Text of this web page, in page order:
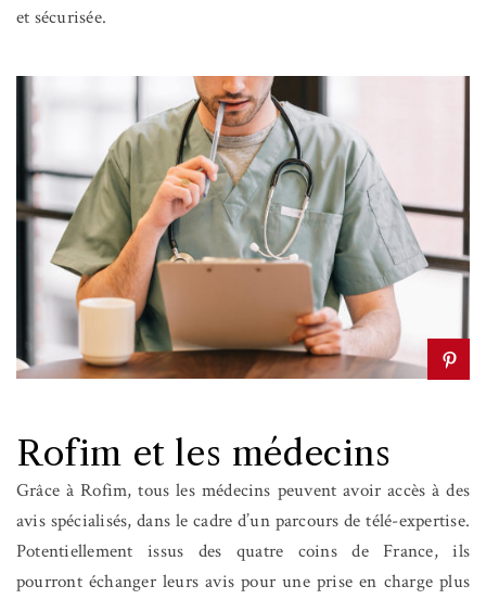
et sécurisée.
Rofim et les médecins
Grâce à Rofim, tous les médecins peuvent avoir accès à des
avis spécialisés, dans le cadre d’un parcours de télé-expertise.
Potentiellement issus des quatre coins de France, ils
pourront échanger leurs avis pour une prise en charge plus